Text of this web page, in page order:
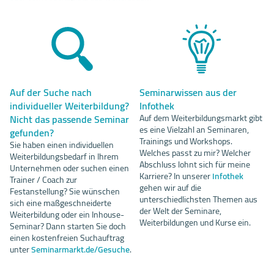
Auf der Suche nach
individueller Weiterbildung?
Nicht das passende Seminar
gefunden?
Sie haben einen individuellen
Weiterbildungsbedarf in Ihrem
Unternehmen oder suchen einen
Trainer / Coach zur
Festanstellung? Sie wünschen
sich eine maßgeschneiderte
Weiterbildung oder ein Inhouse-
Seminar? Dann starten Sie doch
einen kostenfreien Suchauftrag
unterSeminarmarkt.de/Gesuche.
Seminarwissen aus der
Infothek
Auf dem Weiterbildungsmarkt gibt
es eine Vielzahl an Seminaren,
Trainings und Workshops.
Welches passt zu mir? Welcher
Abschluss lohnt sich für meine
Karriere? In unsererInfothek
gehen wir auf die
unterschiedlichsten Themen aus
der Welt der Seminare,
Weiterbildungen und Kurse ein.